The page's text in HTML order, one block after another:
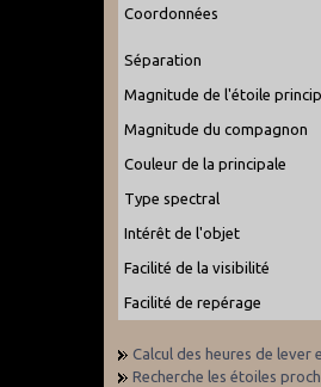
Coordonnées
Séparation
Magnitude de l'étoile
Magnitude du compagnon
Couleur de la principale
Type spectral
Intérêt de l'objet
Facilité de la visibilité
Facilité de repérage
Calcul des heures de lever
Recherche les étoiles